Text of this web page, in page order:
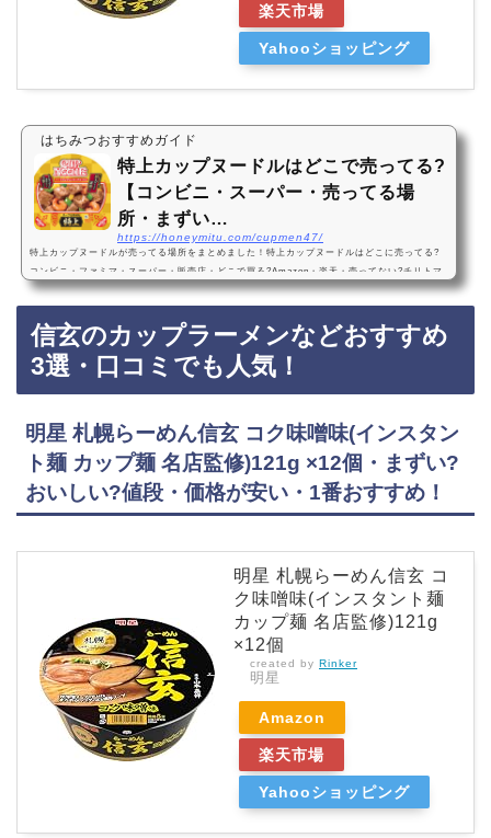
楽天市場
Yahooショッピング
はちみつおすすめガイド
特上カップヌードルはどこで売ってる?
【コンビニ・スーパー・売ってる場
所・まずい…
https://honeymitu.com/cupmen47/
特上カップヌードルが売ってる場所をまとめました！特上カップヌードルはどこに売ってる?
コンビニ・ファミマ・スーパー・販売店・どこで買る?Amazon・楽天・売ってない?チリトマ
ト特上カップヌードルは、ファミリーマートなどのコンビニやスーパーに売っています！店舗
によっては売ってない店もあるので、Amazonや楽天でも特上カップヌードルが手軽に買えて
おすすめです！特上カップヌードルのおすすめ3選・口コミでも人気！日清食品 特上 カップヌ
ードル 78g ×20個・まずい?おいしい?値段・価格が安い・1番おすすめ！高級『日清食品 …
信玄のカップラーメンなどおすすめ
3選・口コミでも人気！
明星 札幌らーめん信玄 コク味噌味(インスタン
ト麺 カップ麺 名店監修)121g ×12個・まずい?
おいしい?値段・価格が安い・1番おすすめ！
明星 札幌らーめん信玄 コ
ク味噌味(インスタント麺
カップ麺 名店監修)121g
×12個
created by Rinker
明星
Amazon
楽天市場
Yahooショッピング